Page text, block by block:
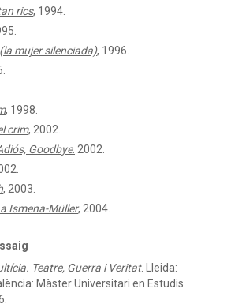
rics, 1994.
mujer silenciada), 1996.
, 1998.
crim, 2002.
Goodbye. 2002.
, 2003.
Ismena-Müller, 2004.
Teatre, Guerra i Veritat.
Lleida:
Màster Universitari en Estudis